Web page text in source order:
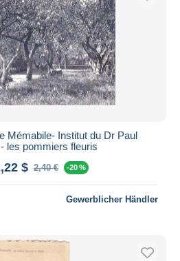
Mémabile- Institut du Dr Paul
les pommiers fleuris
$ 2,40 € -20 %
Gewerblicher Händler